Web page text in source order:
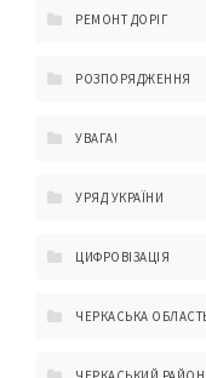
РЕМОНТ ДОРІГ
РОЗПОРЯДЖЕННЯ
УВАГА!
УРЯД УКРАЇНИ
ЦИФРОВІЗАЦІЯ
ЧЕРКАСЬКА